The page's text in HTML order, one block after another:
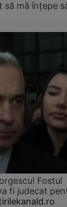
mă înțepe
Fostul
fi judecat